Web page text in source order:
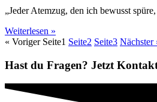
„Jeder Atemzug, den ich bewusst
Weiterlesen »
« Voriger Seite1 Seite2 Seite3 Nächster
Hast du Fragen? Jetzt